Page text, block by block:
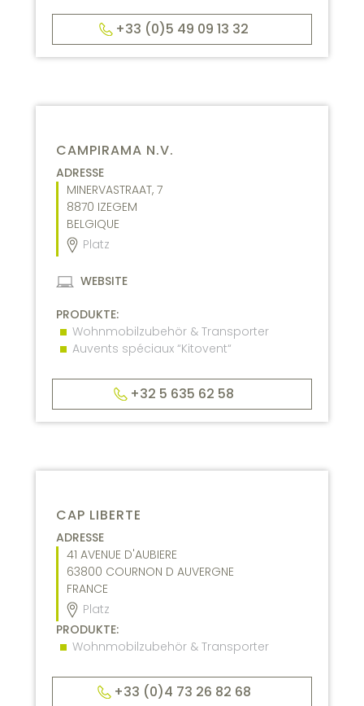
+33 (0)5 49 09 13 32
CAMPIRAMA N.V.
ADRESSE
MINERVASTRAAT, 7
8870 IZEGEM
BELGIQUE
Platz
WEBSITE
PRODUKTE:
Wohnmobilzubehör & Transporter
Auvents spéciaux “Kitovent“
+32 5 635 62 58
CAP LIBERTE
ADRESSE
41 AVENUE D'AUBIERE
63800 COURNON D AUVERGNE
FRANCE
Platz
PRODUKTE:
Wohnmobilzubehör & Transporter
+33 (0)4 73 26 82 68